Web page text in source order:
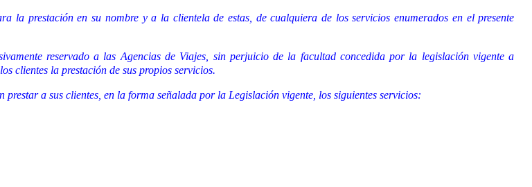
la prestación en su nombre y a la clientela de estas, de cualquiera de los servicios enumerados en el presente
reservado a las Agencias de Viajes, sin perjuicio de la facultad concedida por la legislación vigente a
clientes la prestación de sus propios servicios.
a sus clientes, en la forma señalada por la Legislación vigente, los siguientes servicios: